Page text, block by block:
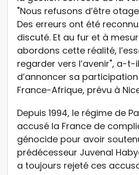
"Nous refusons d’être
Des erreurs ont été
discuté. Et au fur et à
abordons cette réalité,
regarder vers l’avenir", a-
d’annoncer sa
France-Afrique, prévu à
Depuis 1994, le régime de
accusé la France de
génocide pour avoir
prédécesseur Juvenal
a toujours rejeté ces